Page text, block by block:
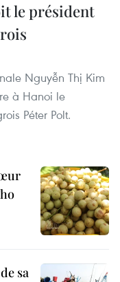
le président
Nguyễn Thị Kim
à Hanoi le
Péter Polt.
sa